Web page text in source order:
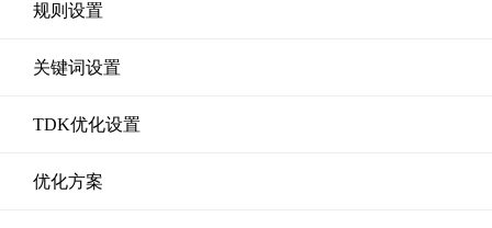
规则设置
关键词设置
TDK优化设置
优化方案